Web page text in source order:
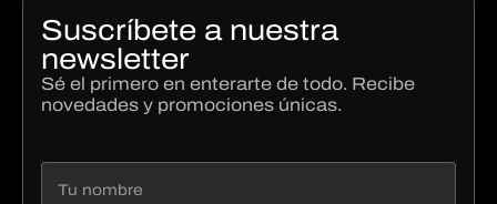
Suscríbete a nuestra
newsletter
Sé el primero en enterarte de todo. Recibe
novedades y promociones únicas.